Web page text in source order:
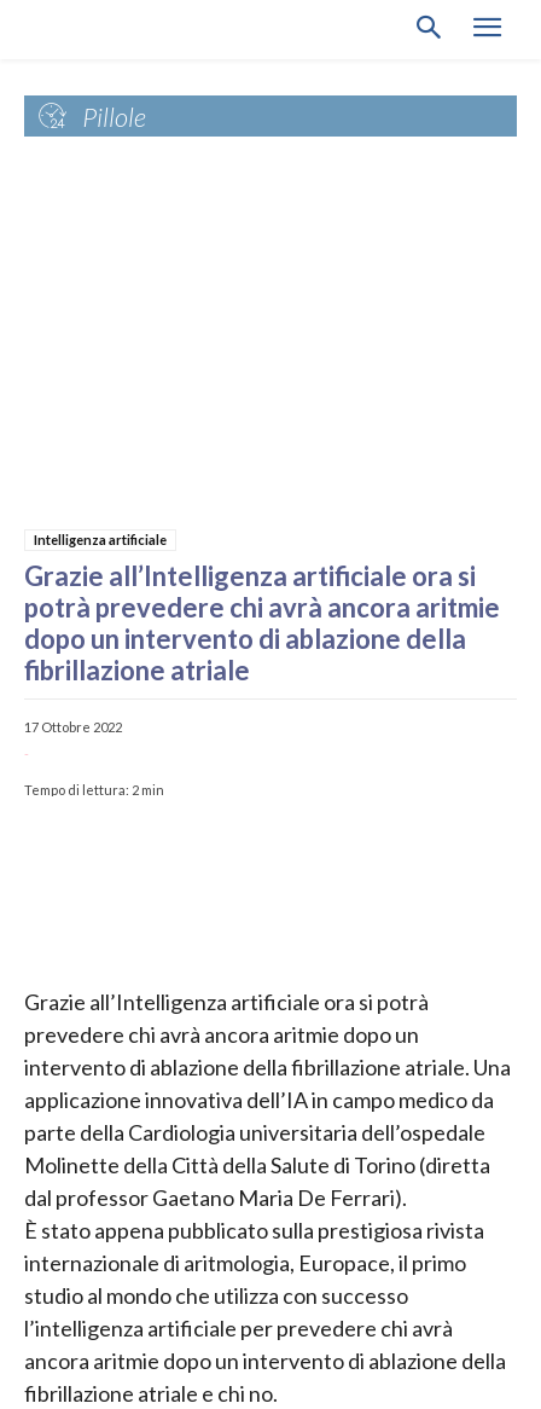
Pillole
Intelligenza artificiale
Grazie all’Intelligenza artificiale ora si
potrà prevedere chi avrà ancora aritmie
dopo un intervento di ablazione della
fibrillazione atriale
17 Ottobre 2022
-
Tempo di lettura: 2 min
Grazie all’Intelligenza artificiale ora si potrà
prevedere chi avrà ancora aritmie dopo un
intervento di ablazione della fibrillazione atriale. Una
applicazione innovativa dell’IA in campo medico da
parte della Cardiologia universitaria dell’ospedale
Molinette della Città della Salute di Torino (diretta
dal professor Gaetano Maria De Ferrari).
È stato appena pubblicato sulla prestigiosa rivista
internazionale di aritmologia, Europace, il primo
studio al mondo che utilizza con successo
l’intelligenza artificiale per prevedere chi avrà
ancora aritmie dopo un intervento di ablazione della
fibrillazione atriale e chi no.